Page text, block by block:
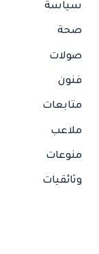
سياسة
صحة
صولات
فنون
متابعات
ملاعب
منوعات
وثائقيات